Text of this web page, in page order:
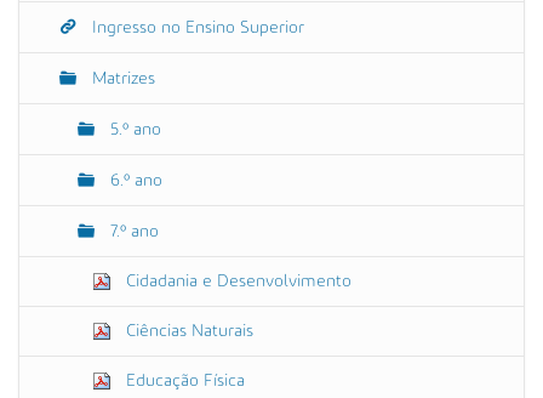
Ingresso no Ensino Superior
Matrizes
5.º ano
6.º ano
7.º ano
Cidadania e Desenvolvimento
Ciências Naturais
Educação Física